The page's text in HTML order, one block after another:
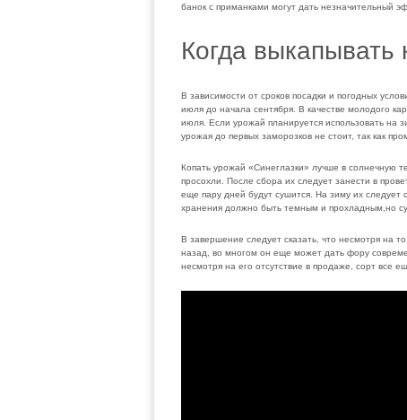
банок с приманками могут дать незначительный
Когда выкапывать
В зависимости от сроков посадки и погодных
июля до начала сентября. В качестве молодого
июля. Если урожай планируется использовать на
урожая до первых заморозков не стоит, так как
Копать урожай «Синеглазки» лучше в солнечную
просохли. После сбора их следует занести в
еще пару дней будут сушится. На зиму их следует
хранения должно быть темным и прохладным,но
В завершение следует сказать, что несмотря на
назад, во многом он еще может дать фору
несмотря на его отсутствие в продаже, сорт все